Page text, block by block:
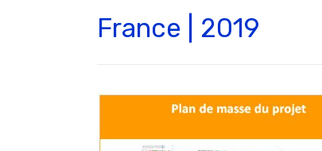
France | 2019